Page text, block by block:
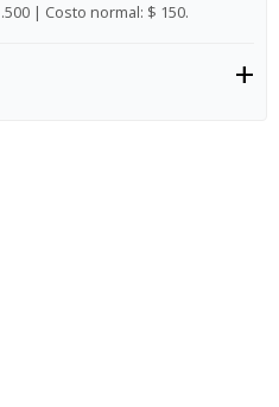
| Costo normal: $ 150.